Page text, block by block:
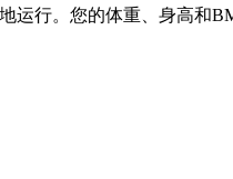
运行。您的体重、身高和